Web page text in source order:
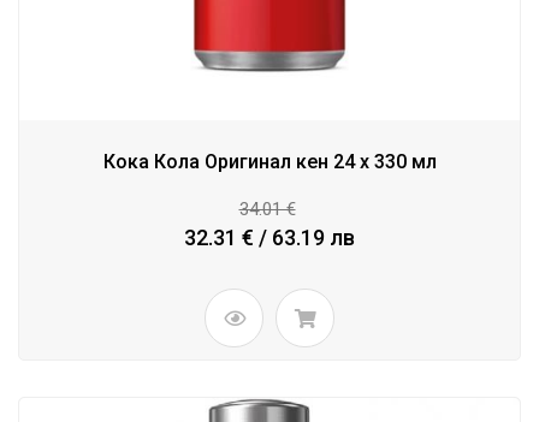
Кока Кола Оригинал кен 24 x 330 мл
34.01 €
32.31 € / 63.19 лв